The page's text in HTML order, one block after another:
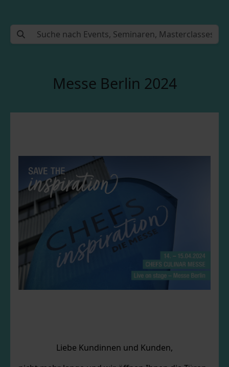
Messe Berlin 2024
Liebe Kundinnen und Kunden,